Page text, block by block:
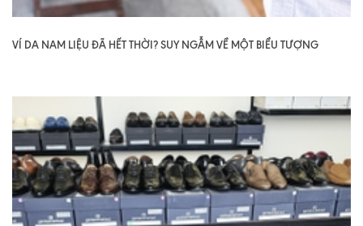
VÍ DA NAM LIỆU ĐÃ HẾT THỜI? SUY NGẪM VỀ MỘT BIỂU TƯỢNG